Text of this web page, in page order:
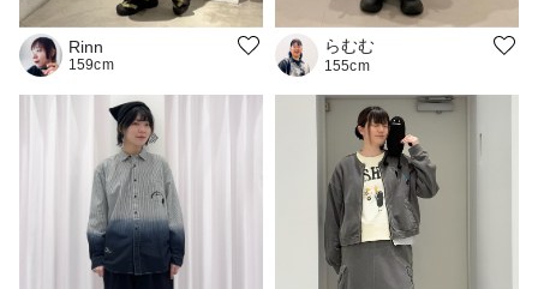
Rinn
159cm
らむむ
155cm